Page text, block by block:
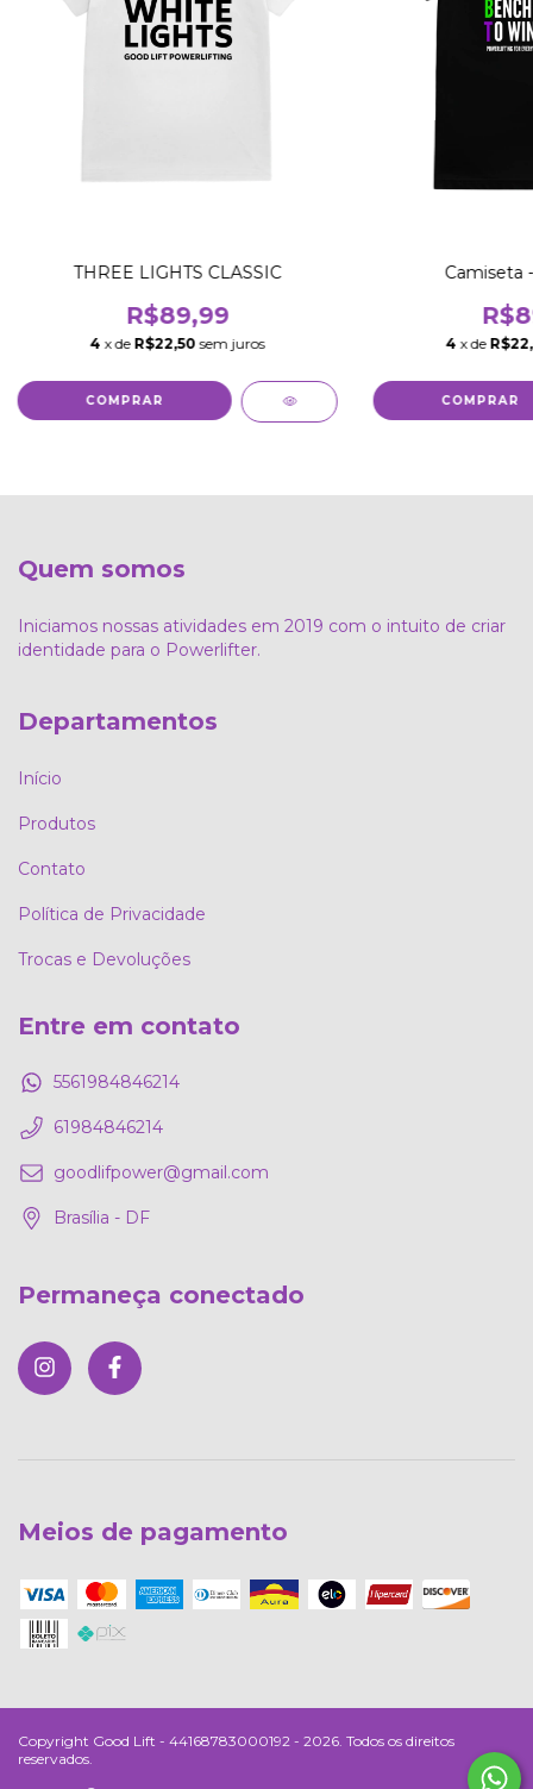
THREE LIGHTS CLASSIC
R$89,99
4 x de R$22,50 sem juros
COMPRAR
Camiseta
4 x de
COMPRAR
Quem somos
Iniciamos nossas atividades em 2019 com o intuito de criar
identidade para o Powerlifter.
Departamentos
Início
Produtos
Contato
Política de Privacidade
Trocas e Devoluções
Entre em contato
5561984846214
61984846214
goodlifpower@gmail.com
Brasília - DF
Permaneça conectado
Meios de pagamento
Copyright Good Lift - 44168783000192 - 2026. Todos os direitos
reservados.